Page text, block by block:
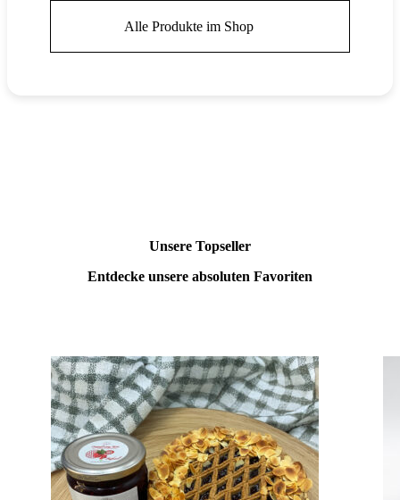
Alle Produkte im Shop
Unsere Topseller
Entdecke unsere absoluten Favoriten